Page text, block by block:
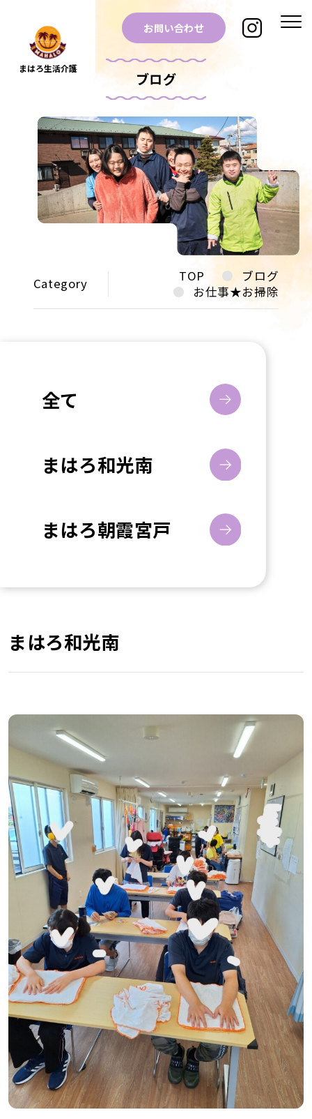
まはろ生活介護
お問い合わせ
ブログ
Category TOP
ブログ
お仕事★お掃除
まはろ和光南
全て
まはろ和光南
まはろ朝霞宮戸